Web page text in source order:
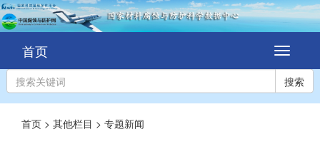
切
换
导
航
首页
搜索
首页 > 其他栏目 > 专题新闻